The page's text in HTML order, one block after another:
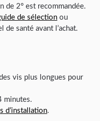
de 2° est recommandée.
de sélection ou
de santé avant l’achat.
vis plus longues pour
minutes.
d’installation.